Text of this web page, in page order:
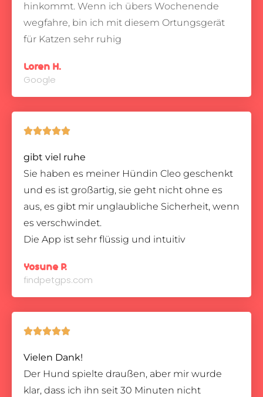
hinkommt. Wenn ich übers Wochenende
wegfahre, bin ich mit diesem Ortungsgerät
für Katzen sehr ruhig
Loren H.
Google

gibt viel ruhe
Sie haben es meiner Hündin Cleo geschenkt
und es ist großartig, sie geht nicht ohne es
aus, es gibt mir unglaubliche Sicherheit, wenn
es verschwindet.
Die App ist sehr flüssig und intuitiv
Yosune P.
findpetgps.com

Vielen Dank!
Der Hund spielte draußen, aber mir wurde
klar, dass ich ihn seit 30 Minuten nicht